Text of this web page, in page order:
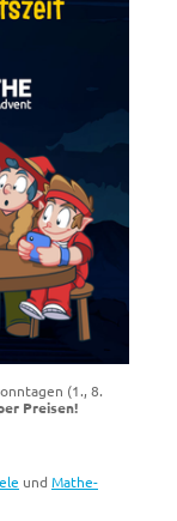
(1., 8.
Preisen!
und Mathe-